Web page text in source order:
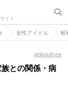
イト
女性アイドル 昭
goboutree
との関係・病